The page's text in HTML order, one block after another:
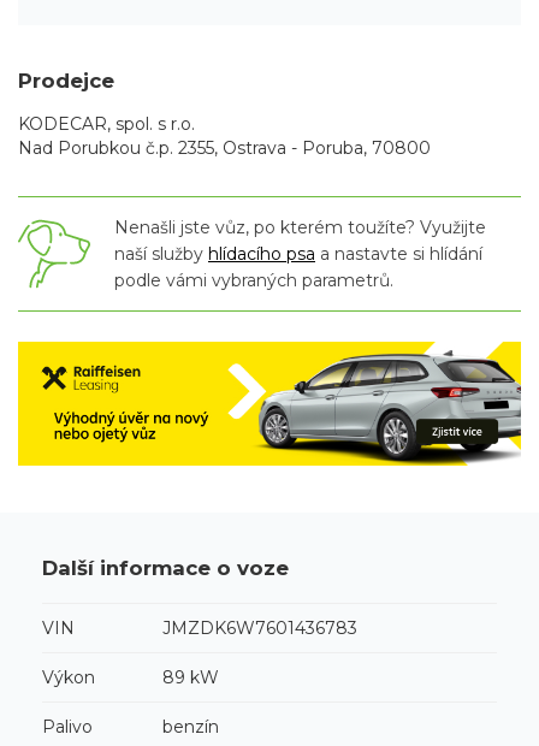
Prodejce
KODECAR, spol. s r.o.
Nad Porubkou č.p. 2355, Ostrava - Poruba, 70800
Nenašli jste vůz, po kterém toužíte? Využijte
naší služby hlídacího psa a nastavte si hlídání
podle vámi vybraných parametrů.
Další informace o voze
VIN JMZDK6W7601436783
Výkon 89 kW
Palivo benzín